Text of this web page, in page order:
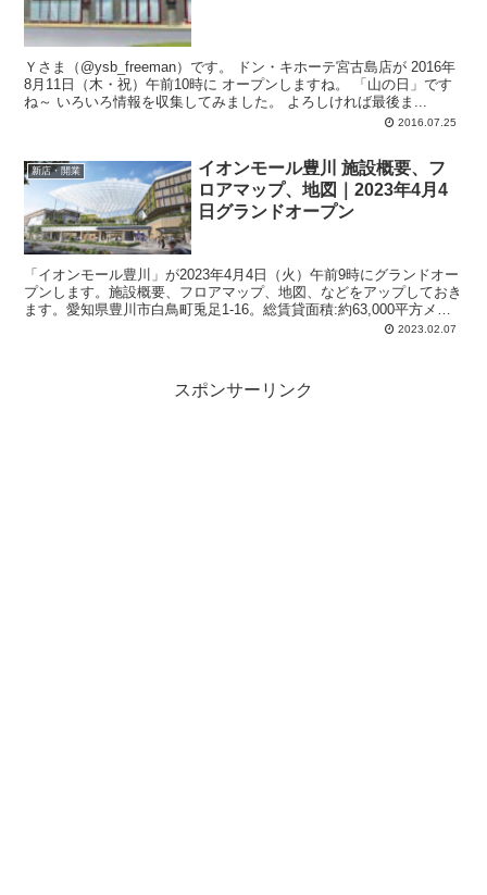
Ｙさま（@ysb_freeman）です。 ドン・キホーテ宮古島店が 2016年
8月11日（木・祝）午前10時に オープンしますね。 「山の日」です
ね～ いろいろ情報を収集してみました。 よろしければ最後ま...
2016.07.25
新店・開業
イオンモール豊川 施設概要、フ
ロアマップ、地図｜2023年4月4
日グランドオープン
「イオンモール豊川」が2023年4月4日（火）午前9時にグランドオー
プンします。施設概要、フロアマップ、地図、などをアップしておき
ます。愛知県豊川市白鳥町兎足1-16。総賃貸面積:約63,000平方メー
トル。鉄骨造、地上3階建。駐車場:約3,000台。駐輪場:約1,200台。
2023.02.07
スポンサーリンク